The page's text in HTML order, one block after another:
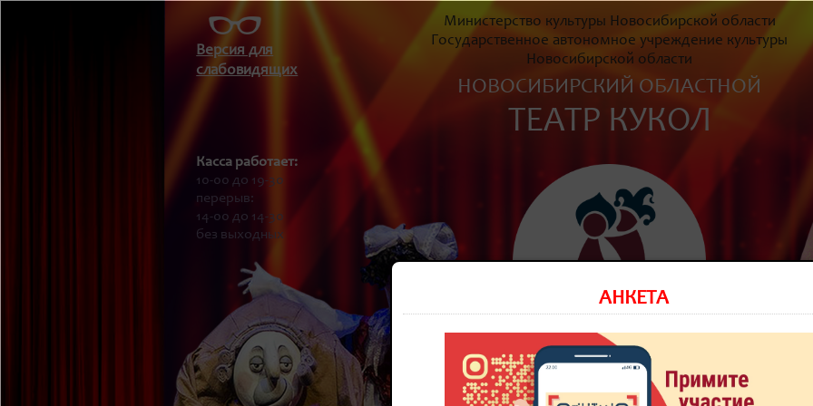
Министерство культуры Новосибирской области
Государственное автономное учреждение культуры
Новосибирской области
НОВОСИБИРСКИЙ ОБЛАСТНОЙ
ТЕАТР КУКОЛ
Касса работает:
10-00 до 19-30
перерыв:
14-00 до 14-30
без выходных
Версия для
слабовидящих
АНКЕТА